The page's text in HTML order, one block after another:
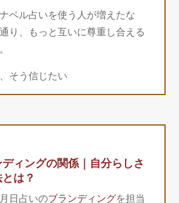
ベル占いを使う人が増えたな
り、もっと互いに尊重し合える
そう信じたい
ィングの関係｜自分らしさ
は？
日占いのブランディングを担当